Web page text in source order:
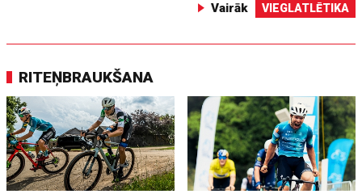
Vairāk VIEGLATLĒTIKA
RITEŅBRAUKŠANA